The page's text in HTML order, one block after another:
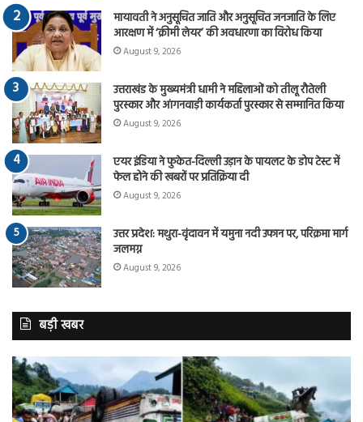
मायावती ने अनुसूचित जाति और अनुसूचित जनजाति के लिए
आरक्षण में ‘क्रीमी लेयर’ की अवधारणा का विरोध किया
August 9, 2026
उत्तराखंड के मुख्यमंत्री धामी ने महिलाओं को तीलू रौतेली
पुरस्कार और आंगनवाड़ी कार्यकर्ता पुरस्कार से सम्मानित किया
August 9, 2026
एयर इंडिया ने फुकेत-दिल्ली उड़ान के पायलट के डोप टेस्ट में
फेल होने की खबरों पर प्रतिक्रिया दी
August 9, 2026
उत्तर प्रदेश: मथुरा-वृंदावन में यमुना नदी उफान पर, परिक्रमा मार्ग
जलमग्न
August 9, 2026
बड़ी खबर